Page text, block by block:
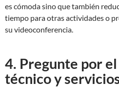
es cómoda sino que también
tiempo para otras actividades o
su videoconferencia.
4. Pregunte por
técnico y